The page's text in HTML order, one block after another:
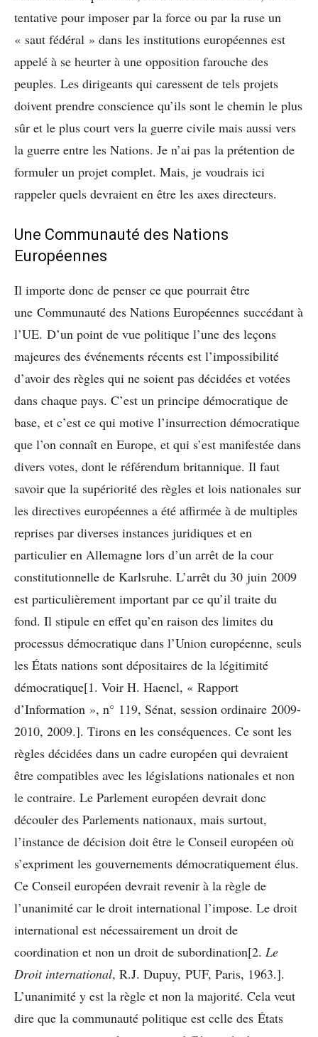
tentative pour imposer par la force ou par la ruse un
« saut fédéral » dans les institutions européennes est
appelé à se heurter à une opposition farouche des
peuples. Les dirigeants qui caressent de tels projets
doivent prendre conscience qu’ils sont le chemin le plus
sûr et le plus court vers la guerre civile mais aussi vers
la guerre entre les Nations. Je n’ai pas la prétention de
formuler un projet complet. Mais, je voudrais ici
rappeler quels devraient en être les axes directeurs.
Une Communauté des Nations
Européennes
Il importe donc de penser ce que pourrait être
une Communauté des Nations Européennes succédant à
l’UE. D’un point de vue politique l’une des leçons
majeures des événements récents est l’impossibilité
d’avoir des règles qui ne soient pas décidées et votées
dans chaque pays. C’est un principe démocratique de
base, et c’est ce qui motive l’insurrection démocratique
que l’on connaît en Europe, et qui s’est manifestée dans
divers votes, dont le référendum britannique. Il faut
savoir que la supériorité des règles et lois nationales sur
les directives européennes a été affirmée à de multiples
reprises par diverses instances juridiques et en
particulier en Allemagne lors d’un arrêt de la cour
constitutionnelle de Karlsruhe. L’arrêt du 30 juin 2009
est particulièrement important par ce qu’il traite du
fond. Il stipule en effet qu’en raison des limites du
processus démocratique dans l’Union européenne, seuls
les États nations sont dépositaires de la légitimité
démocratique[1. Voir H. Haenel, « Rapport
d’Information », n° 119, Sénat, session ordinaire 2009-
2010, 2009.]. Tirons en les conséquences. Ce sont les
règles décidées dans un cadre européen qui devraient
être compatibles avec les législations nationales et non
le contraire. Le Parlement européen devrait donc
découler des Parlements nationaux, mais surtout,
l’instance de décision doit être le Conseil européen où
s’expriment les gouvernements démocratiquement élus.
Ce Conseil européen devrait revenir à la règle de
l’unanimité car le droit international l’impose. Le droit
international est nécessairement un droit de
coordination et non un droit de subordination[2. Le
Droit international, R.J. Dupuy, PUF, Paris, 1963.].
L’unanimité y est la règle et non la majorité. Cela veut
dire que la communauté politique est celle des États